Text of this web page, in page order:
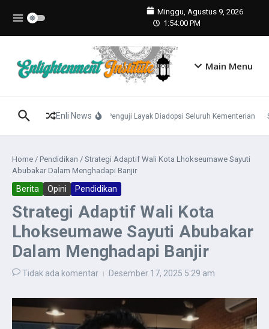
Minggu, Agustus 9, 2026
1:54:01 PM
Main Menu
Enli News
Konsep Panca Cinta Dinilai Penguji Layak Diadopsi Seluruh Kementerian
Home / Pendidikan / Strategi Adaptif Wali Kota Lhokseumawe Sayuti
Abubakar Dalam Menghadapi Banjir
Berita Opini Pendidikan
Strategi Adaptif Wali Kota
Lhokseumawe Sayuti Abubakar
Dalam Menghadapi Banjir
Tidak ada komentar Desember 17, 2025 5:29 am